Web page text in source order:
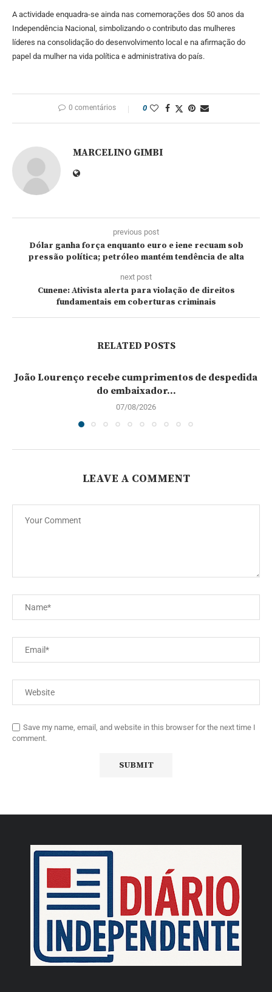
A actividade enquadra-se ainda nas comemorações dos 50 anos da
Independência Nacional, simbolizando o contributo das mulheres
líderes na consolidação do desenvolvimento local e na afirmação do
papel da mulher na vida política e administrativa do país.
0 comentários 0
MARCELINO GIMBI
previous post
Dólar ganha força enquanto euro e iene recuam sob
pressão política; petróleo mantém tendência de alta
next post
Cunene: Ativista alerta para violação de direitos
fundamentais em coberturas criminais
RELATED POSTS
João Lourenço recebe cumprimentos de despedida
do embaixador...
07/08/2026
LEAVE A COMMENT
Save my name, email, and website in this browser for the next time I
comment.